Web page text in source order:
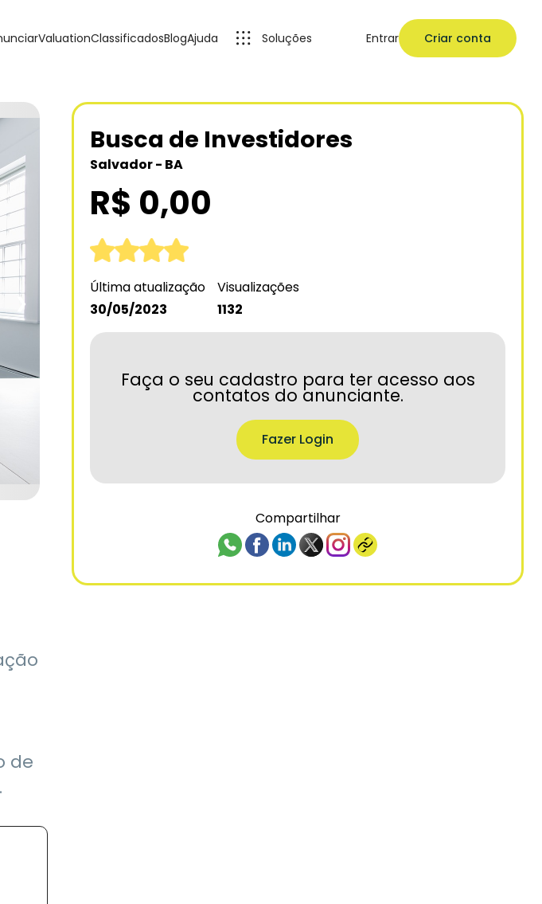
ValuationClassificadosBlogAjuda Soluções Entrar Criar conta
❯
Busca de Investidores
Salvador - BA
R$ 0,00
Última atualização
30/05/2023
Visualizações
1132
Faça o seu cadastro para ter acesso aos
contatos do anunciante.
Fazer Login
Compartilhar
de